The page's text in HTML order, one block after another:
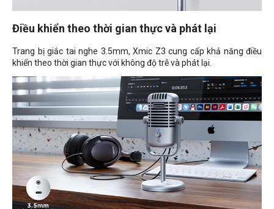
Điều khiển theo thời gian thực và phát lại
Trang bị giắc tai nghe 3.5mm, Xmic Z3 cung cấp khả năng điều
khiển theo thời gian thực với không độ trễ và phát lại.